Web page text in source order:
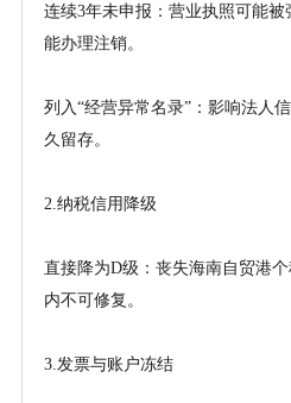
连续3年未申报：营业执照可能
能办理注销。
列入“经营异常名录”：影响法人
久留存。
2.纳税信用降级
直接降为D级：丧失海南自贸港
内不可修复。
3.发票与账户冻结